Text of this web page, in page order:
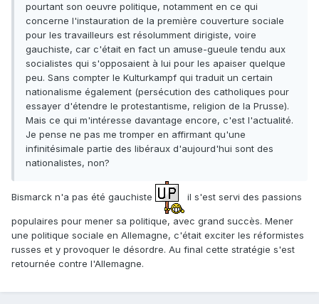
pourtant son oeuvre politique, notamment en ce qui
concerne l'instauration de la première couverture sociale
pour les travailleurs est résolumment dirigiste, voire
gauchiste, car c'était en fact un amuse-gueule tendu aux
socialistes qui s'opposaient à lui pour les apaiser quelque
peu. Sans compter le Kulturkampf qui traduit un certain
nationalisme également (persécution des catholiques pour
essayer d'étendre le protestantisme, religion de la Prusse).
Mais ce qui m'intéresse davantage encore, c'est l'actualité.
Je pense ne pas me tromper en affirmant qu'une
infinitésimale partie des libéraux d'aujourd'hui sont des
nationalistes, non?
Bismarck n'a pas été gauchiste il s'est servi des passions
populaires pour mener sa politique, avec grand succès. Mener
une politique sociale en Allemagne, c'était exciter les réformistes
russes et y provoquer le désordre. Au final cette stratégie s'est
retournée contre l'Allemagne.